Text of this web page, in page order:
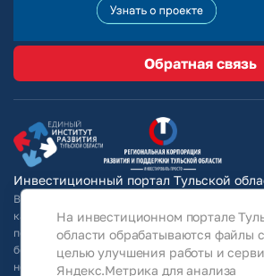
Обратная связь
Инвестиционный портал Тульской
Вся информация на сайте носит
каких условиях не является публичной
положениями Статьи 437 Гражданского
более подробной информации и окончательных
непосредственно (уточнять у собственников/
На инвестиционном портале
области обрабатываются файлы
целью улучшения работы и
Яндекс.Метрика для анализа